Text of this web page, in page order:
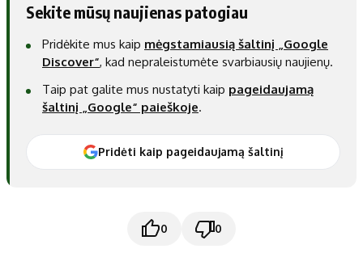
Sekite mūsų naujienas patogiau
Pridėkite mus kaip mėgstamiausią šaltinį „Google
Discover“, kad nepraleistumėte svarbiausių naujienų.
Taip pat galite mus nustatyti kaip pageidaujamą
šaltinį „Google“ paieškoje.
Pridėti kaip pageidaujamą šaltinį
0 0